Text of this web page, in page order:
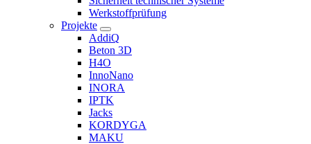
Werkstoffprüfung
Projekte
AddiQ
Beton 3D
H4O
InnoNano
INORA
IPTK
Jacks
KORDYGA
MAKU